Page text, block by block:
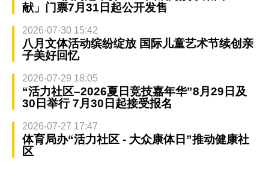
献」门票7月31日起公开发售
2026-07-30 15:42
八月文体活动缤纷绽放 国际儿童艺术节续创亲
子美好回忆
2026-07-29 18:05
“活力社区–2026夏日竞技嘉年华”8月29日及
30日举行 7月30日起接受报名
2026-07-27 17:47
体育局办“活力社区 - 大众康体日”推动健康社
区